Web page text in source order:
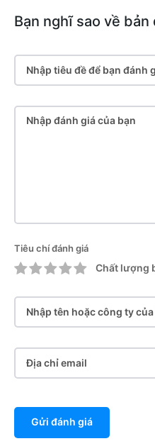
Bạn nghĩ sao về bản
Tiêu chí đánh giá
Chất lượng
Gửi đánh giá